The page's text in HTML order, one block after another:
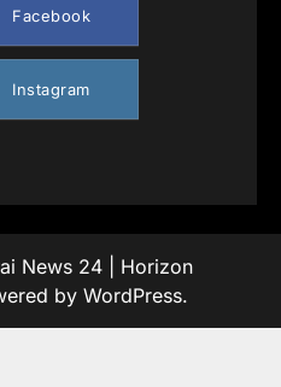
Facebook
Instagram
News 24 | Horizon
by WordPress.